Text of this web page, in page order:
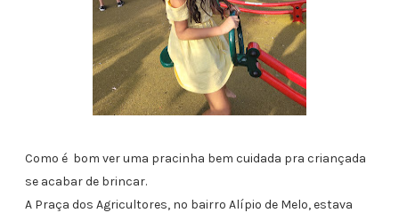
Como é bom ver uma pracinha bem cuidada pra criançada
se acabar de brincar.
A Praça dos Agricultores, no bairro Alípio de Melo, estava